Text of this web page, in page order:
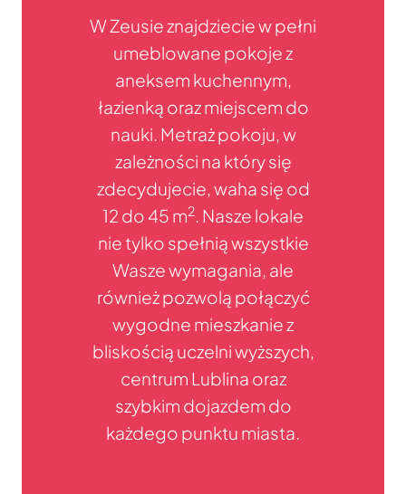
W Zeusie znajdziecie w pełni
umeblowane pokoje z
aneksem kuchennym,
łazienką oraz miejscem do
nauki. Metraż pokoju, w
zależności na który się
zdecydujecie, waha się od
12 do 45 m2. Nasze lokale
nie tylko spełnią wszystkie
Wasze wymagania, ale
również pozwolą połączyć
wygodne mieszkanie z
bliskością uczelni wyższych,
centrum Lublina oraz
szybkim dojazdem do
każdego punktu miasta.